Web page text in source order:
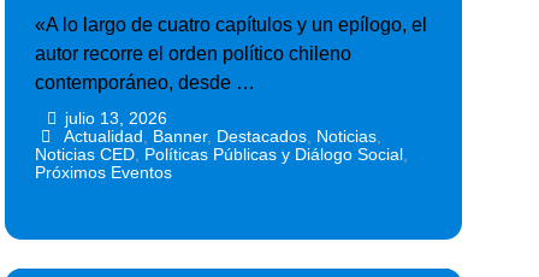
«A lo largo de cuatro capítulos y un epílogo, el
autor recorre el orden político chileno
contemporáneo, desde …
julio 13, 2026
Actualidad Banner, Destacados, Noticias,
Noticias CED Políticas Públicas y Diálogo Social
Próximos Eventos